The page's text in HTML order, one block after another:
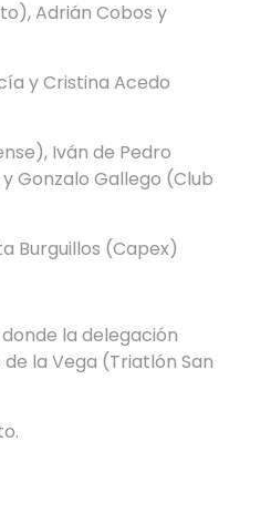
Adrián Cobos y
y Cristina Acedo
Iván de Pedro
Gonzalo Gallego (Club
Burguillos (Capex)
la delegación
la Vega (Triatlón San